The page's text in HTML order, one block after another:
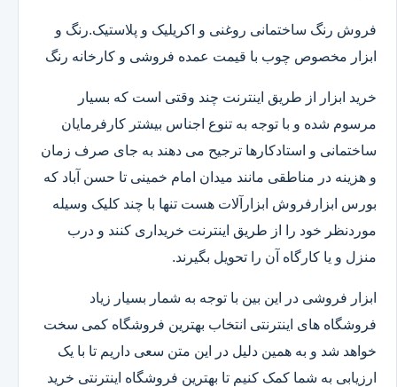
فروش رنگ ساختمانی روغنی و اکریلیک و پلاستیک.رنگ و
ابزار مخصوص چوب با قیمت عمده فروشی و کارخانه رنگ
خرید ابزار از طریق اینترنت چند وقتی است که بسیار
مرسوم شده و با توجه به تنوع اجناس بیشتر کارفرمایان
ساختمانی و استادکارها ترجیح می دهند به جای صرف زمان
و هزینه در مناطقی مانند میدان امام خمینی تا حسن آباد که
بورس ابزارفروش ابزارآلات هست تنها با چند کلیک وسیله
موردنظر خود را از طریق اینترنت خریداری کنند و درب
منزل و یا کارگاه آن را تحویل بگیرند.
ابزار فروشی در این بین با توجه به شمار بسیار زیاد
فروشگاه های اینترنتی انتخاب بهترین فروشگاه کمی سخت
خواهد شد و به همین دلیل در این متن سعی داریم تا با یک
ارزیابی به شما کمک کنیم تا بهترین فروشگاه اینترنتی خرید